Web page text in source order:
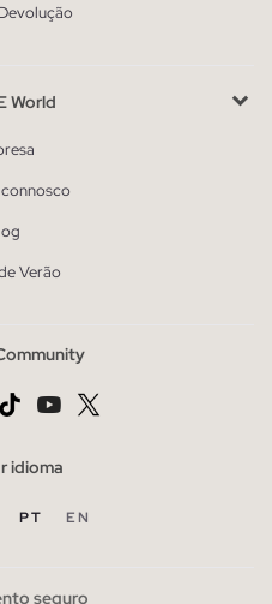
World
Verão
idioma
PT EN
seguro